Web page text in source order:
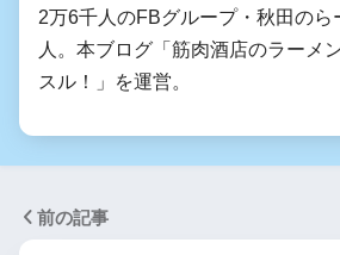
2万6千人のFBグループ・秋田のら
人。本ブログ「筋肉酒店のラーメ
スル！」を運営。
前の記事